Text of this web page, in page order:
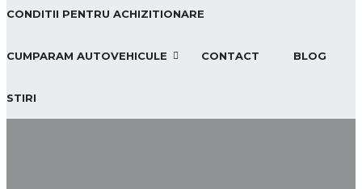
CONDITII PENTRU ACHIZITIONARE
CUMPARAM AUTOVEHICULE CONTACT BLOG
STIRI